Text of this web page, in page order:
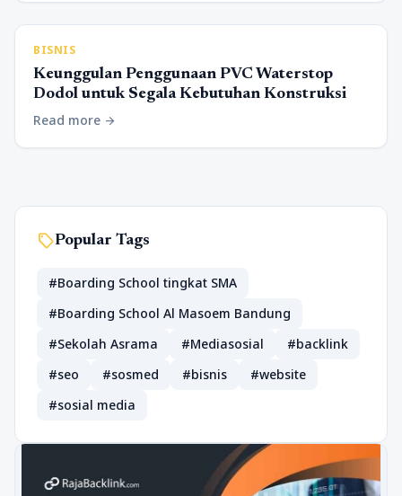
BISNIS
Keunggulan Penggunaan PVC Waterstop
Dodol untuk Segala Kebutuhan Konstruksi
Read more arrow_forward
sellPopular Tags
#Boarding School tingkat SMA
#Boarding School Al Masoem Bandung
#Sekolah Asrama
#Mediasosial
#backlink
#seo
#sosmed #bisnis
#website
#sosial media